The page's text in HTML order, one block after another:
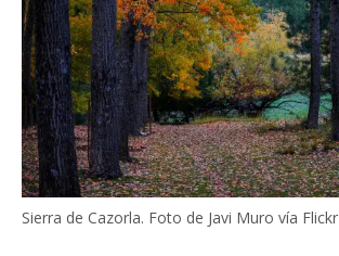
Sierra de Cazorla. Foto de Javi Muro vía Flickr